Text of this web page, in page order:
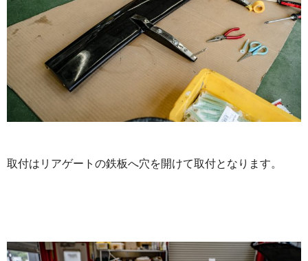
取付はリアゲートの鉄板へ穴を開けて取付となります。